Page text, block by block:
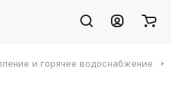
и горячее водоснабжение